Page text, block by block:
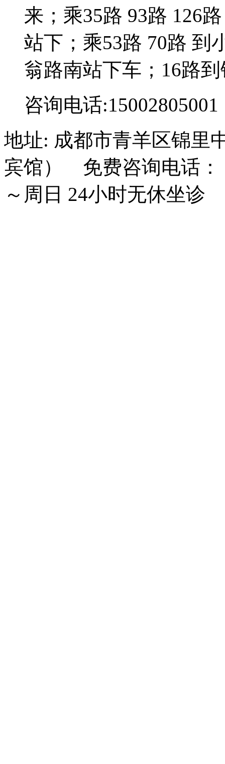
来；乘35路 93路 126
站下；乘53路 70路 到
翁路南站下车；16路
咨询电话:15002805001
地址: 成都市青羊区锦里
宾馆） 免费咨询电话：
～周日 24小时无休坐诊